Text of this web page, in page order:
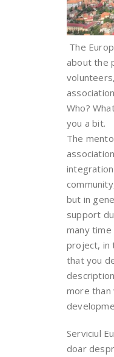
The
about the
Who?
you a bit.
The
but in
support
many
project, in
that you
more than
Serviciul
doar